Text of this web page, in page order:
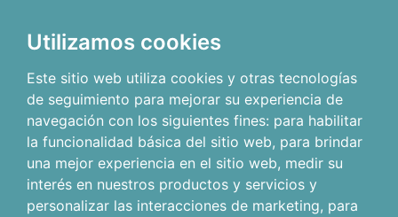
Utilizamos cookies
Este sitio web utiliza cookies y otras tecnologías
de seguimiento para mejorar su experiencia de
navegación con los siguientes fines: para habilitar
la funcionalidad básica del sitio web, para brindar
una mejor experiencia en el sitio web, medir su
interés en nuestros productos y servicios y
personalizar las interacciones de marketing, para